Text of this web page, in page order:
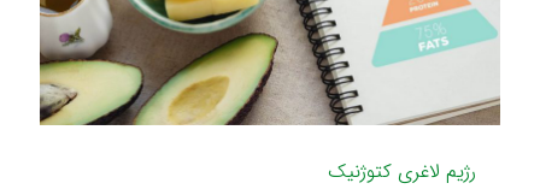
رژیم لاغری کتوژنیک